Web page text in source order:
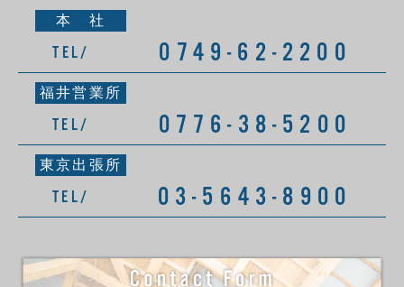
本 社
TEL/ 0749-62-2200
福井営業所
TEL/ 0776-38-5200
東京出張所
TEL/ 03-5643-8900